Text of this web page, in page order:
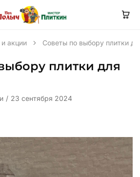
акции Советы по выбору плитки
плитки для
23 сентября 2024